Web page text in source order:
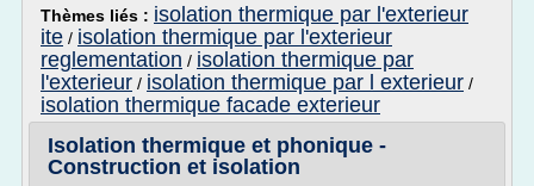
Thèmes liés : isolation thermique par l'exterieur
ite / isolation thermique par l'exterieur
reglementation / isolation thermique par
l'exterieur / isolation thermique par l exterieur /
isolation thermique facade exterieur
Isolation thermique et phonique -
Construction et isolation